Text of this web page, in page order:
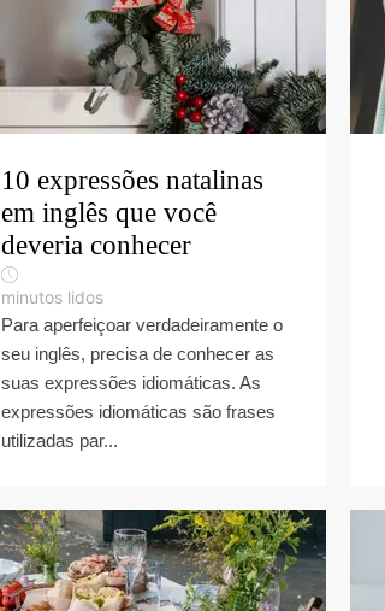
10 expressões natalinas
em inglês que você
deveria conhecer
minutos lidos
Para aperfeiçoar verdadeiramente o
seu inglês, precisa de conhecer as
suas expressões idiomáticas. As
expressões idiomáticas são frases
utilizadas par...